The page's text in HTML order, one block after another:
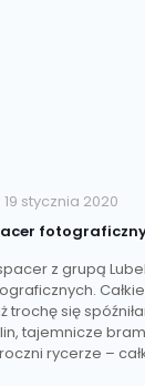
19 stycznia 2020
z grupą
trochę się
tajemnicze
rycerze –